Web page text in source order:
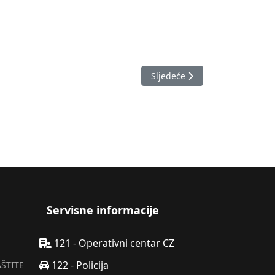
Sljedeći članak: Kantonalni
Sljedeće
Servisne informacije
121 - Operativni centar CZ
122 - Policija